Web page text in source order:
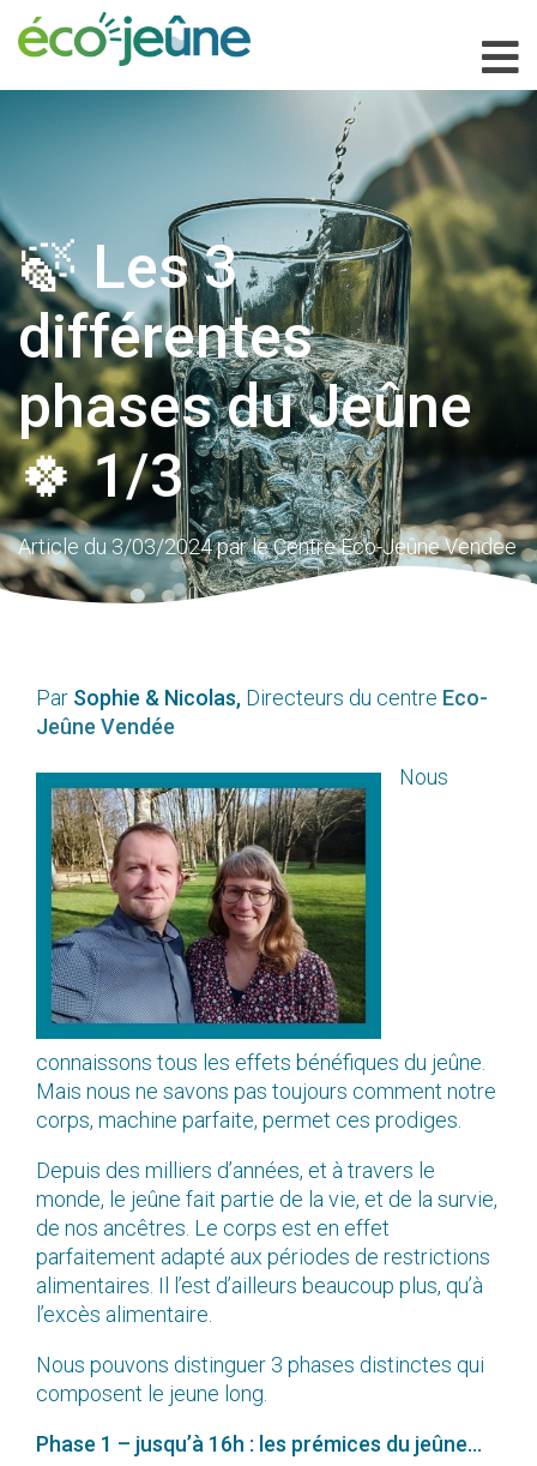
🍃 Les 3
différentes
phases du Jeûne
🍀 1/3
Article du 3/03/2024 par le Centre Eco-Jeûne Vendee
Par Sophie & Nicolas, Directeurs du centre Eco-
Jeûne Vendée
Nous
connaissons tous les effets bénéfiques du jeûne.
Mais nous ne savons pas toujours comment notre
corps, machine parfaite, permet ces prodiges.
Depuis des milliers d’années, et à travers le
monde, le jeûne fait partie de la vie, et de la survie,
de nos ancêtres. Le corps est en effet
parfaitement adapté aux périodes de restrictions
alimentaires. Il l’est d’ailleurs beaucoup plus, qu’à
l’excès alimentaire.
Nous pouvons distinguer 3 phases distinctes qui
composent le jeune long.
Phase 1 – jusqu’à 16h : les prémices du jeûne…